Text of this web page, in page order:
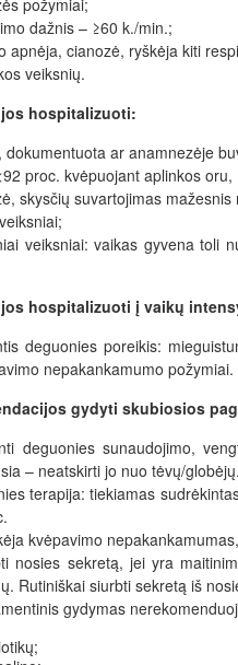
požymiai;
dažnis – ≥60 k./min.;
apnėja, cianozė, ryškėja kiti
veiksnių.
hospitalizuoti:
dokumentuota ar anamnezėje
proc. kvėpuojant aplinkos
skysčių suvartojimas
veiksniai: vaikas gyvena
hospitalizuoti į vaikų
deguonies poreikis:
nepakankamumo požymiai.
gydyti skubiosios
deguonies sunaudojimo,
– neatskirti jo nuo tėvų/globėjų.
terapija: tiekiamas
kvėpavimo
nosies sekretą, jei yra
Rutiniškai siurbti sekretą iš
gydymas